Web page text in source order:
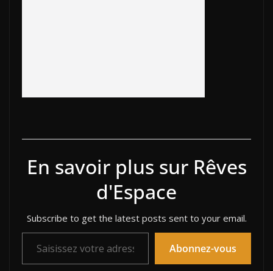
En savoir plus sur Rêves
d'Espace
Subscribe to get the latest posts sent to your email.
Saisissez votre adresse e-mail…
Abonnez-vous